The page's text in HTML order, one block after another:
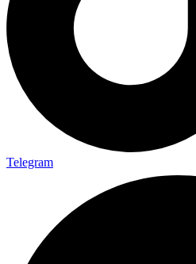
Telegram